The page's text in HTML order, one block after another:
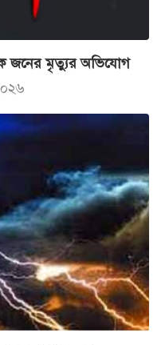
জনের মৃত্যুর অভিযোগ